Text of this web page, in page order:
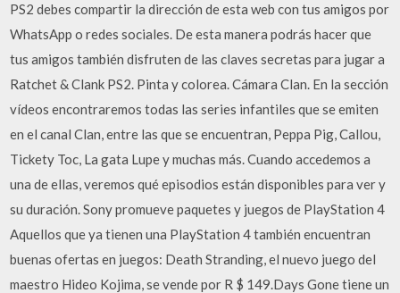
PS2 debes compartir la dirección de esta web con tus amigos por
WhatsApp o redes sociales. De esta manera podrás hacer que
tus amigos también disfruten de las claves secretas para jugar a
Ratchet & Clank PS2. Pinta y colorea. Cámara Clan. En la sección
ví­deos encontraremos todas las series infantiles que se emiten
en el canal Clan, entre las que se encuentran, Peppa Pig, Callou,
Tickety Toc, La gata Lupe y muchas más. Cuando accedemos a
una de ellas, veremos qué episodios están disponibles para ver y
su duración. Sony promueve paquetes y juegos de PlayStation 4
Aquellos que ya tienen una PlayStation 4 también encuentran
buenas ofertas en juegos: Death Stranding, el nuevo juego del
maestro Hideo Kojima, se vende por R $ 149.Days Gone tiene un